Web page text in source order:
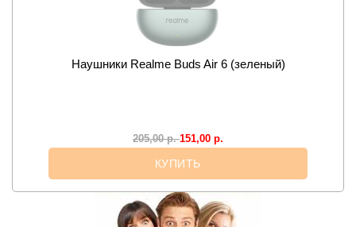
Наушники Realme Buds Air 6 (зеленый)
205,00р. 151,00 р.
КУПИТЬ